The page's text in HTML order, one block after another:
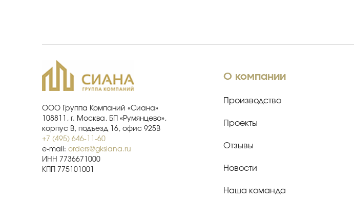
ООО Группа Компаний «Сиана»
108811, г. Москва, БП «Румянцево»,
корпус В, подъезд 16, офис 925В
+7 (495) 646-11-60
e-mail: orders@gksiana.ru
ИНН 7736671000
КПП 775101001
О компании
Производство
Проекты
Отзывы
Новости
Наша команда